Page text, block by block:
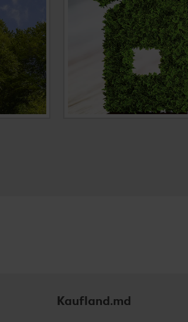
Kaufland.md